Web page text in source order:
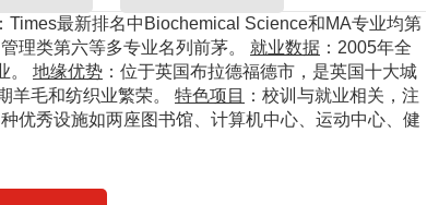
：Times最新排名中Biochemical Science和MA专业均第
理类第六等多专业名列前茅。 就业数据 ：2005年全
。 地缘优势 ：位于英国布拉德福德市，是英国十大城
羊毛和纺织业繁荣。 特色项目
：校训与就业相关，注
优秀设施如两座图书馆、计算机中心、运动中心、健